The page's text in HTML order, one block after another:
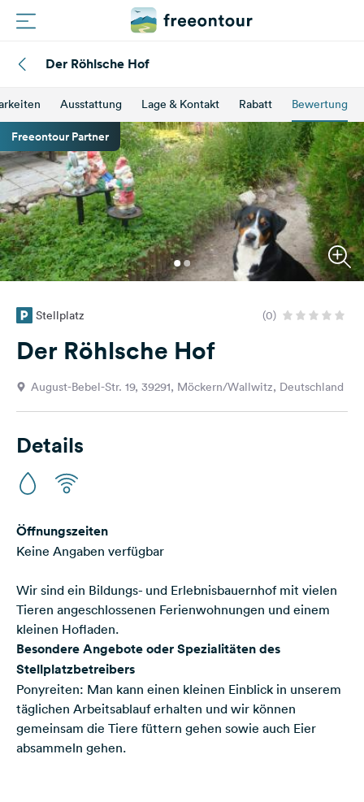
Plätze
Magazin
Partner
Registrieren
Einloggen
Fragen &
Feedback
Sprache:
Folge
uns
Social
Media
Instagram
Der Röhlsche Hof
Ausstattung Lage & Kontakt Rabatt Bewertung
Freeontour Partner
Stellplatz (0)
Der Röhlsche Hof
August-Bebel-Str. 19, 39291, Möckern/Wallwitz, Deutschland
Details
Öffnungszeiten
Keine Angaben verfügbar
Wir sind ein Bildungs- und Erlebnisbauernhof mit vielen
Tieren angeschlossenen Ferienwohnungen und einem
kleinen Hofladen.
Besondere Angebote oder Spezialitäten des
Stellplatzbetreibers
Ponyreiten: Man kann einen kleinen Einblick in unserem
täglichen Arbeitsablauf erhalten und wir können
gemeinsam die Tiere füttern gehen sowie auch Eier
absammeln gehen.